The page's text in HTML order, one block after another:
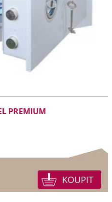
PREMIUM